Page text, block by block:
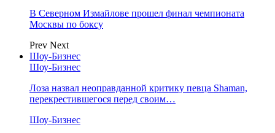
В Северном Измайлове прошел финал чемпионата
Москвы по боксу
Prev Next
Шоу-Бизнес
Шоу-Бизнес
Лоза назвал неоправданной критику певца Shaman,
перекрестившегося перед своим…
Шоу-Бизнес